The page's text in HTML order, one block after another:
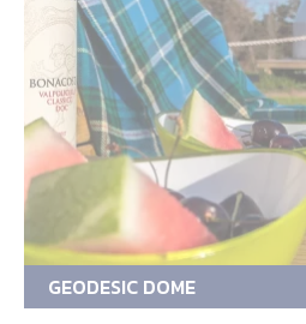
GEODESIC DOME